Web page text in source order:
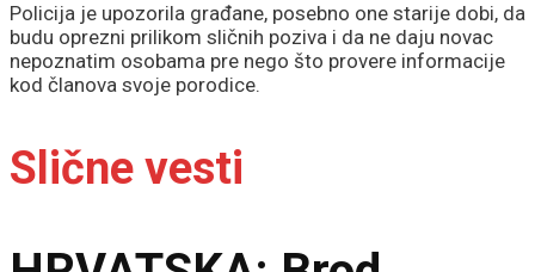
Policija je upozorila građane, posebno one starije dobi, da
budu oprezni prilikom sličnih poziva i da ne daju novac
nepoznatim osobama pre nego što provere informacije
kod članova svoje porodice.
Slične vesti